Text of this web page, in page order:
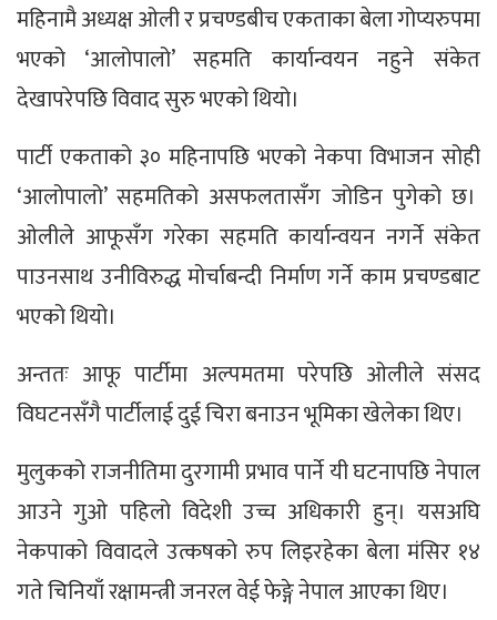
महिनामै अध्यक्ष ओली र प्रचण्डबीच एकताका बेला गोप्यरुपमा
भएको ‘आलोपालो’ सहमति कार्यान्वयन नहुने संकेत
देखापरेपछि विवाद सुरु भएको थियो।
पार्टी एकताको ३० महिनापछि भएको नेकपा विभाजन सोही
‘आलोपालो’ सहमतिको असफलतासँग जोडिन पुगेको छ।
ओलीले आफूसँग गरेका सहमति कार्यान्वयन नगर्ने संकेत
पाउनसाथ उनीविरुद्ध मोर्चाबन्दी निर्माण गर्ने काम प्रचण्डबाट
भएको थियो।
अन्ततः आफू पार्टीमा अल्पमतमा परेपछि ओलीले संसद
विघटनसँगै पार्टीलाई दुई चिरा बनाउन भूमिका खेलेका थिए।
मुलुकको राजनीतिमा दुरगामी प्रभाव पार्ने यी घटनापछि नेपाल
आउने गुओ पहिलो विदेशी उच्च अधिकारी हुन्। यसअघि
नेकपाको विवादले उत्कषको रुप लिइरहेका बेला मंसिर १४
गते चिनियाँ रक्षामन्त्री जनरल वेई फेङ्गे नेपाल आएका थिए।